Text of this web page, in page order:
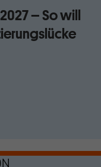
– So will